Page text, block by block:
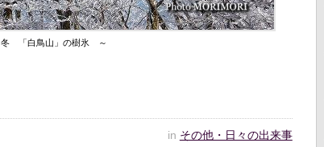
「白鳥山」の樹氷 ～
in その他・日々の出来事